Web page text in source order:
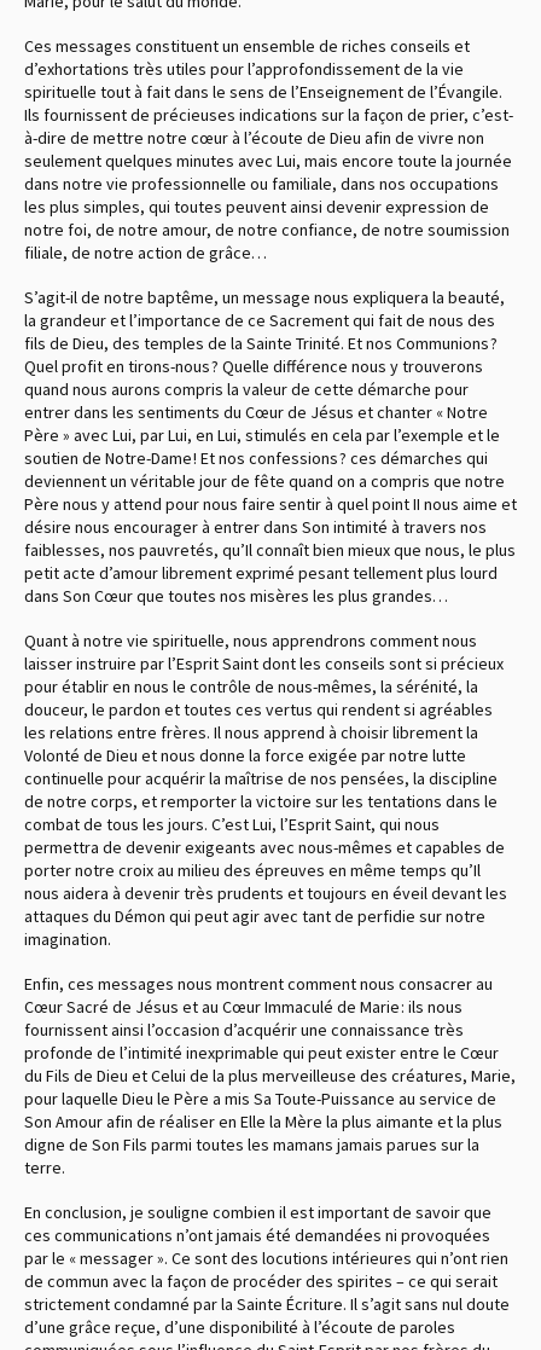
Ces messages constituent un ensemble de riches conseils et
d’exhortations très utiles pour l’approfondissement de la vie
spirituelle tout à fait dans le sens de l’Enseignement de l’Évangile.
Ils fournissent de précieuses indications sur la façon de prier, c’est-
à-dire de mettre notre cœur à l’écoute de Dieu afin de vivre non
seulement quelques minutes avec Lui, mais encore toute la journée
dans notre vie professionnelle ou familiale, dans nos occupations
les plus simples, qui toutes peuvent ainsi devenir expression de
notre foi, de notre amour, de notre confiance, de notre soumission
filiale, de notre action de grâce…
S’agit-il de notre baptême, un message nous expliquera la beauté,
la grandeur et l’importance de ce Sacrement qui fait de nous des
fils de Dieu, des temples de la Sainte Trinité. Et nos Communions ?
Quel profit en tirons-nous ? Quelle différence nous y trouverons
quand nous aurons compris la valeur de cette démarche pour
entrer dans les sentiments du Cœur de Jésus et chanter « Notre
Père » avec Lui, par Lui, en Lui, stimulés en cela par l’exemple et le
soutien de Notre-Dame ! Et nos confessions ? ces démarches qui
deviennent un véritable jour de fête quand on a compris que notre
Père nous y attend pour nous faire sentir à quel point II nous aime et
désire nous encourager à entrer dans Son intimité à travers nos
faiblesses, nos pauvretés, qu’Il connaît bien mieux que nous, le plus
petit acte d’amour librement exprimé pesant tellement plus lourd
dans Son Cœur que toutes nos misères les plus grandes…
Quant à notre vie spirituelle, nous apprendrons comment nous
laisser instruire par l’Esprit Saint dont les conseils sont si précieux
pour établir en nous le contrôle de nous-mêmes, la sérénité, la
douceur, le pardon et toutes ces vertus qui rendent si agréables
les relations entre frères. Il nous apprend à choisir librement la
Volonté de Dieu et nous donne la force exigée par notre lutte
continuelle pour acquérir la maîtrise de nos pensées, la discipline
de notre corps, et remporter la victoire sur les tentations dans le
combat de tous les jours. C’est Lui, l’Esprit Saint, qui nous
permettra de devenir exigeants avec nous-mêmes et capables de
porter notre croix au milieu des épreuves en même temps qu’Il
nous aidera à devenir très prudents et toujours en éveil devant les
attaques du Démon qui peut agir avec tant de perfidie sur notre
imagination.
Enfin, ces messages nous montrent comment nous consacrer au
Cœur Sacré de Jésus et au Cœur Immaculé de Marie : ils nous
fournissent ainsi l’occasion d’acquérir une connaissance très
profonde de l’intimité inexprimable qui peut exister entre le Cœur
du Fils de Dieu et Celui de la plus merveilleuse des créatures, Marie,
pour laquelle Dieu le Père a mis Sa Toute-Puissance au service de
Son Amour afin de réaliser en Elle la Mère la plus aimante et la plus
digne de Son Fils parmi toutes les mamans jamais parues sur la
terre.
En conclusion, je souligne combien il est important de savoir que
ces communications n’ont jamais été demandées ni provoquées
par le « messager ». Ce sont des locutions intérieures qui n’ont rien
de commun avec la façon de procéder des spirites – ce qui serait
strictement condamné par la Sainte Écriture. Il s’agit sans nul doute
d’une grâce reçue, d’une disponibilité à l’écoute de paroles